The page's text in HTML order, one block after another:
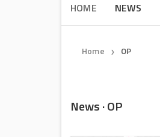
HOME NEWS
Home ❯ OP
News · OP